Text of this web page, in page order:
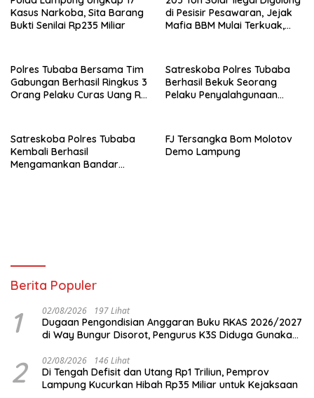
Kasus Narkoba, Sita Barang
Bukti Senilai Rp235 Miliar
di Pesisir Pesawaran, Jejak
Mafia BBM Mulai Terkuak,
Polres Tubaba Bersama Tim
Gabungan Berhasil Ringkus 3
Orang Pelaku Curas Uang Rp
Satreskoba Polres Tubaba
Berhasil Bekuk Seorang
Pelaku Penyalahgunaan
Satreskoba Polres Tubaba
Kembali Berhasil
Mengamankan Bandar
FJ Tersangka Bom Molotov
Demo Lampung
Berita Populer
1 02/08/2026 197 Lihat
Dugaan Pengondisian Anggaran Buku RKAS 2026/2027
di Way Bungur Disorot, Pengurus K3S Diduga Gunakan
2 02/08/2026 146 Lihat
Di Tengah Defisit dan Utang Rp1 Triliun, Pemprov
Lampung Kucurkan Hibah Rp35 Miliar untuk Kejaksaan